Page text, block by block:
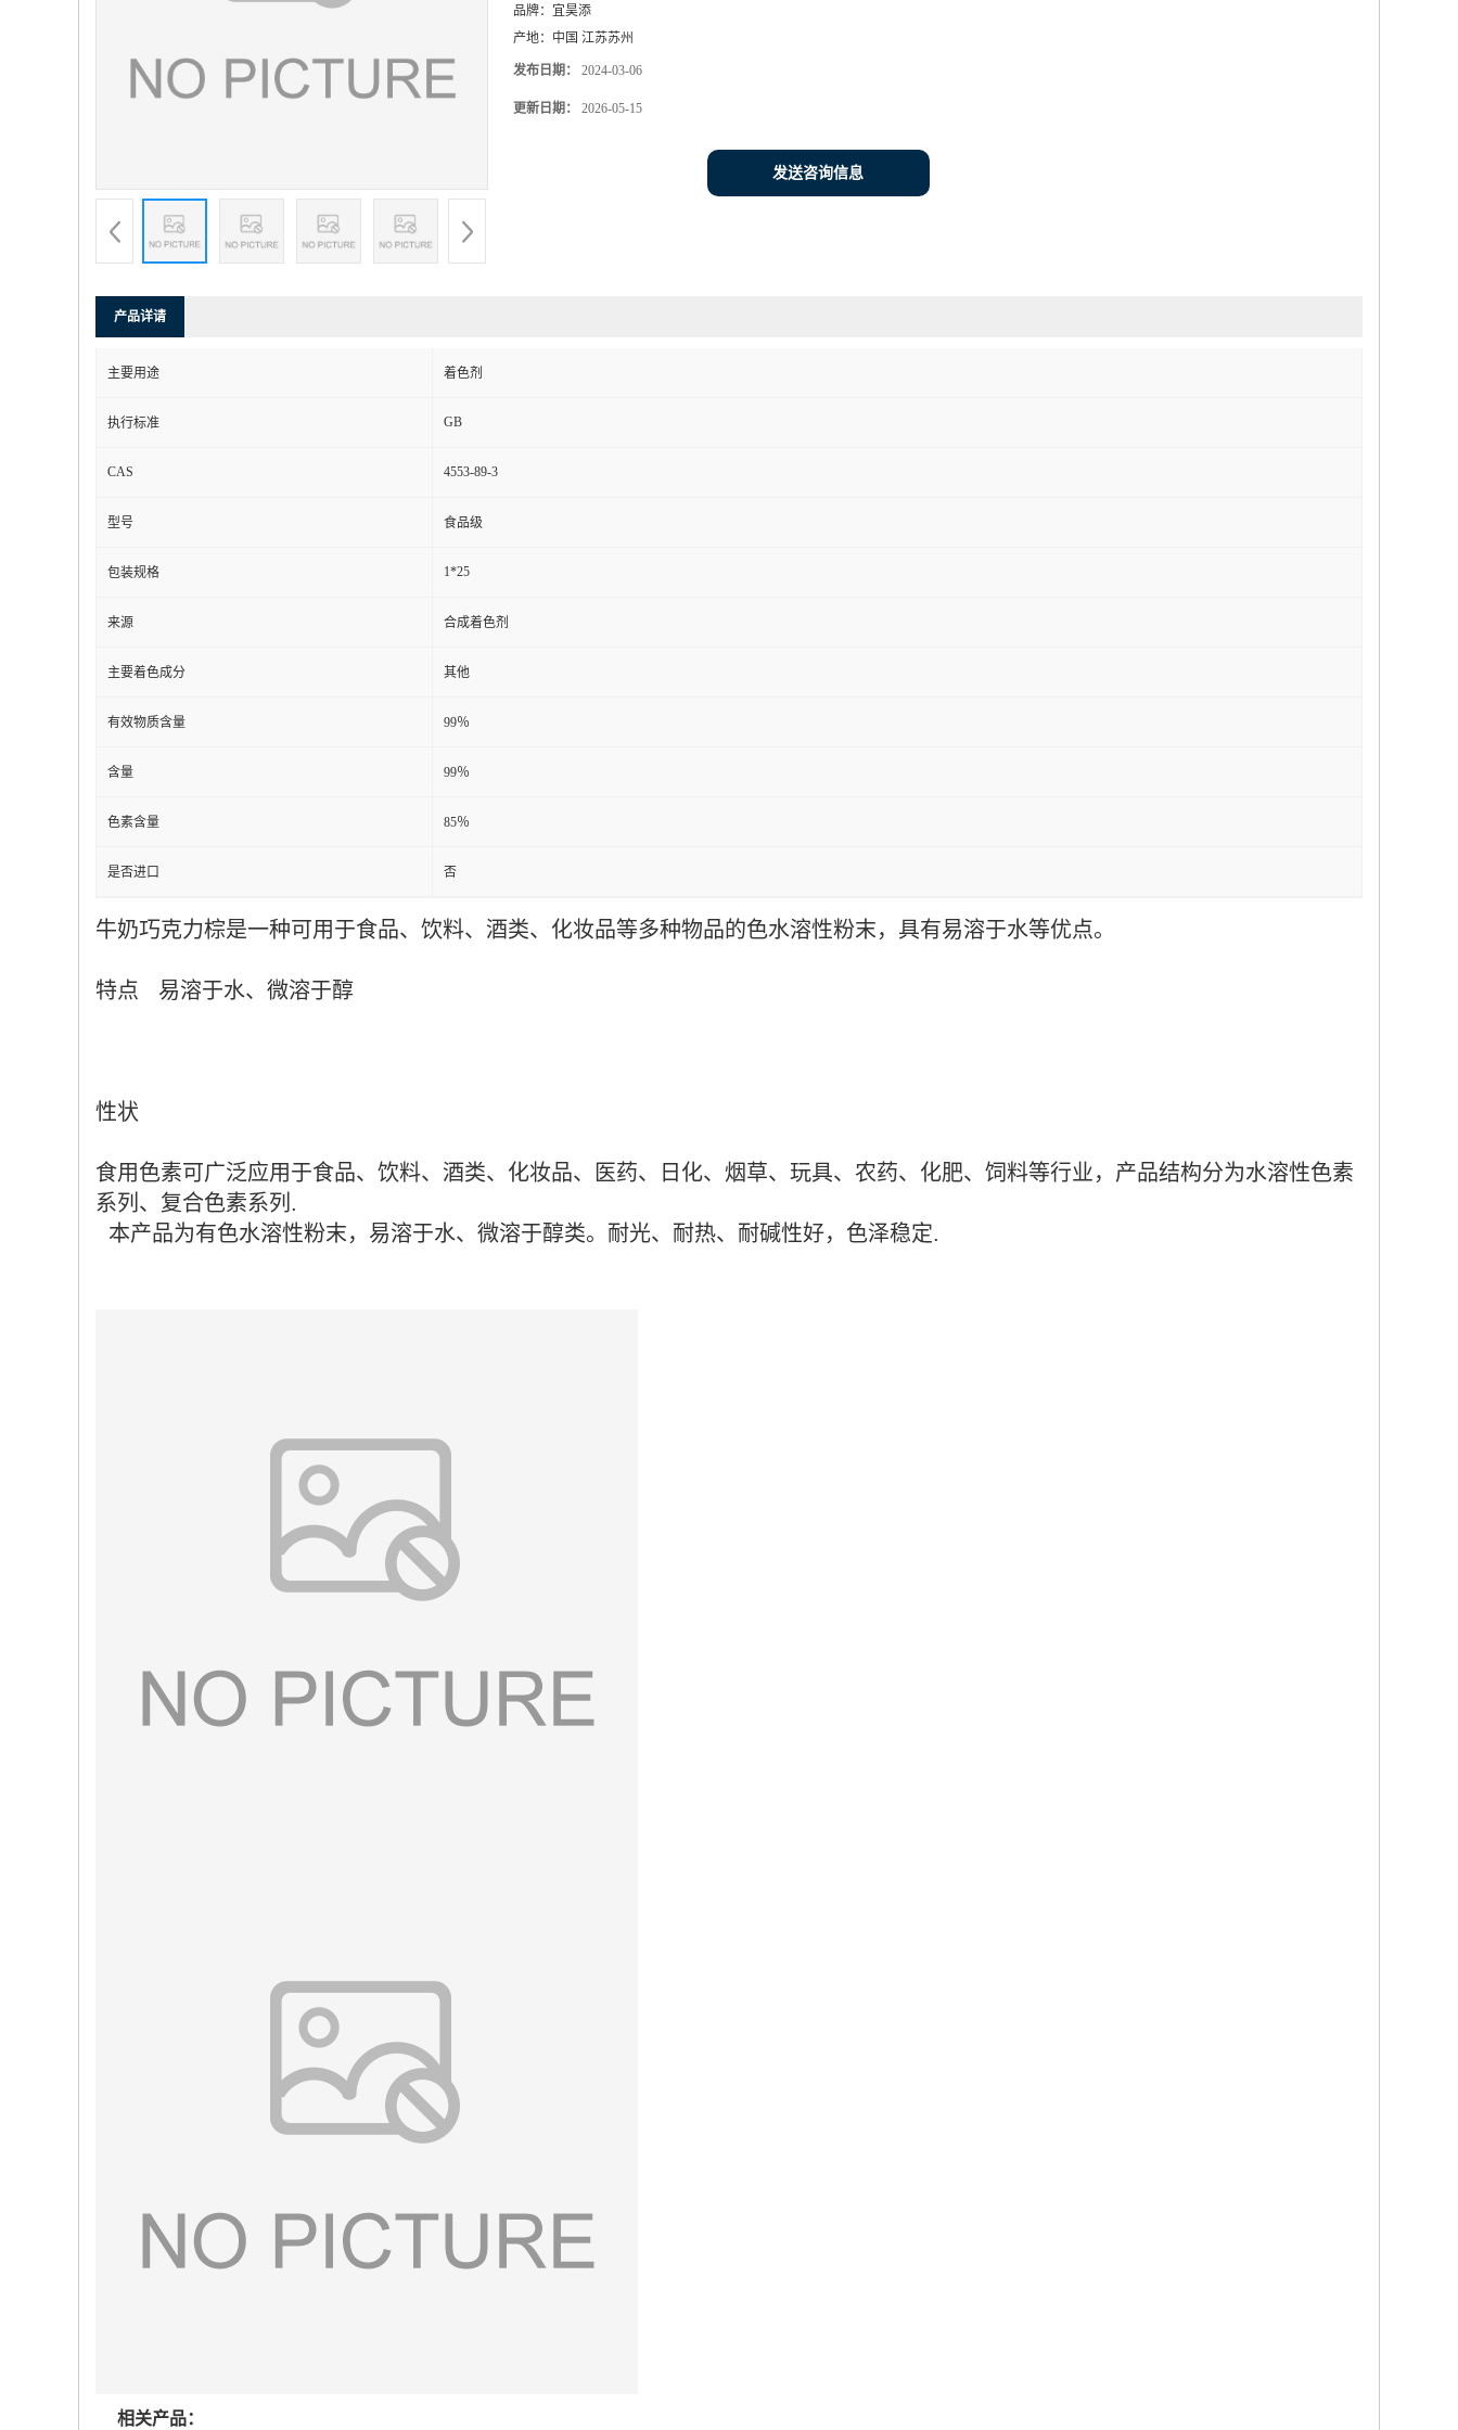
品牌： 宜昊添
产地： 中国 江苏苏州
发布日期： 2024-03-06
更新日期： 2026-05-15
发送咨询信息
产品详请
主要用途 着色剂
执行标准 GB
CAS 4553-89-3
型号 食品级
包装规格 1*25
来源 合成着色剂
主要着色成分 其他
有效物质含量 99％
含量 99％
色素含量 85％
是否进口 否
牛奶巧克力棕是一种可用于食品、饮料、酒类、化妆品等多种物品的色水溶性粉末，具有易溶于水等优点。
特点 易溶于水、微溶于醇
性状
食用色素可广泛应用于食品、饮料、酒类、化妆品、医药、日化、烟草、玩具、农药、化肥、饲料等行业，产品结构分为水溶性色素
系列、复合色素系列.
本产品为有色水溶性粉末，易溶于水、微溶于醇类。耐光、耐热、耐碱性好，色泽稳定.
相关产品：